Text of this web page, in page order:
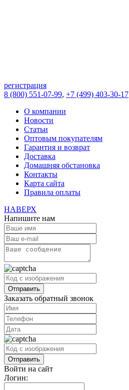
регистрация
8 (800) 551-07-99, +7 (499) 403-30-17
О компании
Новости
Статьи
Оптовым покупателям
Гарантия и возврат
Доставка
Домашняя обстановка
Контакты
Карта сайта
Правила оплаты
НАВЕРХ
Напишите нам
Заказать обратный звонок
Войти на сайт
Логин: